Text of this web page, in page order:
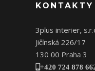
KONTAKTY
3plus interier,
Jičínská 226/17
130 00 Praha 3
+420 724 878